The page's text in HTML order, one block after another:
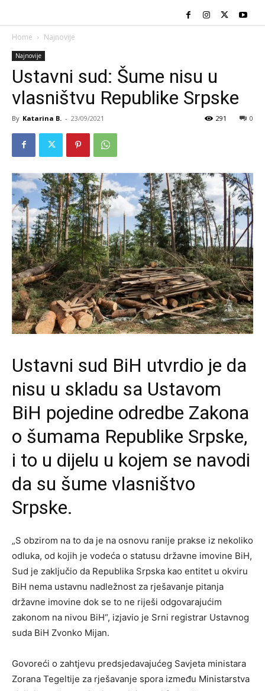
Home Najnovije
Najnovije
Ustavni sud: Šume nisu u
vlasništvu Republike Srpske
By Katarina B. - 23/09/2021 0
291
Ustavni sud BiH utvrdio je da
nisu u skladu sa Ustavom
BiH pojedine odredbe Zakona
o šumama Republike Srpske,
i to u dijelu u kojem se navodi
da su šume vlasništvo
Srpske.
„S obzirom na to da je na osnovu ranije prakse iz nekoliko
odluka, od kojih je vodeća o statusu državne imovine BiH,
Sud je zaključio da Republika Srpska kao entitet u okviru
BiH nema ustavnu nadležnost za rješavanje pitanja
državne imovine dok se to ne riješi odgovarajućim
zakonom na nivou BiH“, izjavio je Srni registrar Ustavnog
suda BiH Zvonko Mijan.
Govoreći o zahtjevu predsjedavajućeg Savjeta ministara
Zorana Tegeltije za rješavanje spora između Ministarstva